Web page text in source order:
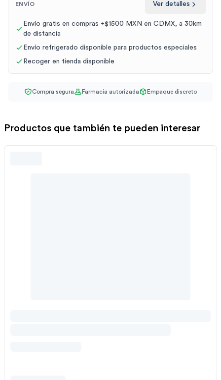
ENVÍO Ver detalles
Envío gratis en compras +$1500 MXN en CDMX, a 30km
de distancia
Envío refrigerado disponible para productos especiales
Recoger en tienda disponible
Compra segura Farmacia autorizada Empaque discreto
Productos que también te pueden interesar